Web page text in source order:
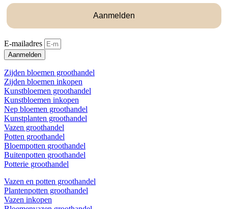
Aanmelden
E-mailadres
Aanmelden
Zijden bloemen groothandel
Zijden bloemen inkopen
Kunstbloemen groothandel
Kunstbloemen inkopen
Nep bloemen groothandel
Kunstplanten groothandel
Vazen groothandel
Potten groothandel
Bloempotten groothandel
Buitenpotten groothandel
Potterie groothandel
Vazen en potten groothandel
Plantenpotten groothandel
Vazen inkopen